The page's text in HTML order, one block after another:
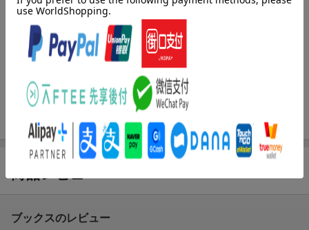
しかし、ガリアンの人々は転移者の存在に慣れているのか、
すぐにサーヤにたくさんの救いの手が差し伸べられた。
ご近所の八百屋のやさしいおばちゃん、国家治安警察軍・黒龍隊
それに言葉は通じないけれどフォローしてくれる精霊・マリー。
もとの世界に帰れないと告げられてショックだったけれど、
みんなに温かく見守られ、サーヤは亡き祖母のパイのレシピを受
け継ぎ、
ブックスのレビュー